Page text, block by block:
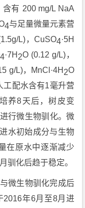
有 200 mg/L NaA
4与足量微量元素营
L)，CuSO4·5H
4·7H 2O (0.12 g/L)，
g/L)，MnCl·4H 2O
工配水含有1毫升营
养8天后，树皮变
行微生物驯化。微
水初始成分与生物
在原水中逐渐减少
驯化后趋于稳定。
微生物驯化完成后
2016年6月至8月进